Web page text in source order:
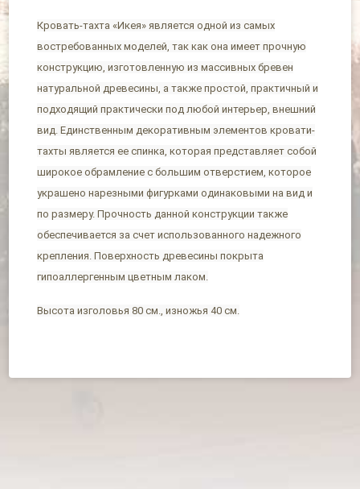
Кровать-тахта «Икея» является одной из самых
востребованных моделей, так как она имеет прочную
конструкцию, изготовленную из массивных бревен
натуральной древесины, а также простой, практичный и
подходящий практически под любой интерьер, внешний
вид. Единственным декоративным элементов кровати-
тахты является ее спинка, которая представляет собой
широкое обрамление с большим отверстием, которое
украшено нарезными фигурками одинаковыми на вид и
по размеру. Прочность данной конструкции также
обеспечивается за счет использованного надежного
крепления. Поверхность древесины покрыта
гипоаллергенным цветным лаком.
Высота изголовья 80 см., изножья 40 см.